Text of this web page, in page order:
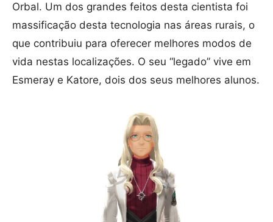
Orbal. Um dos grandes feitos desta cientista foi
massificação desta tecnologia nas áreas rurais, o
que contribuiu para oferecer melhores modos de
vida nestas localizações. O seu “legado” vive em
Esmeray e Katore, dois dos seus melhores alunos.